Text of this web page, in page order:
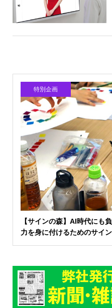
特別企画
【サインの森】AI時代にも
力を身に付けるためのサイ